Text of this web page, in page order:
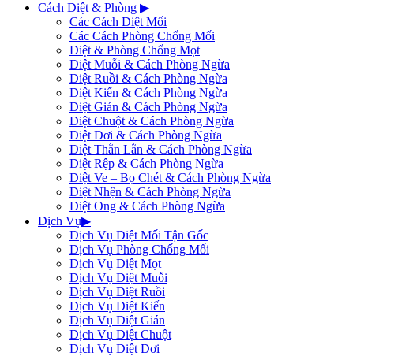
Cách Diệt & Phòng ▶
Các Cách Diệt Mối
Các Cách Phòng Chống Mối
Diệt & Phòng Chống Mọt
Diệt Muỗi & Cách Phòng Ngừa
Diệt Ruồi & Cách Phòng Ngừa
Diệt Kiến & Cách Phòng Ngừa
Diệt Gián & Cách Phòng Ngừa
Diệt Chuột & Cách Phòng Ngừa
Diệt Dơi & Cách Phòng Ngừa
Diệt Thằn Lằn & Cách Phòng Ngừa
Diệt Rệp & Cách Phòng Ngừa
Diệt Ve – Bọ Chét & Cách Phòng Ngừa
Diệt Nhện & Cách Phòng Ngừa
Diệt Ong & Cách Phòng Ngừa
Dịch Vụ▶
Dịch Vụ Diệt Mối Tận Gốc
Dịch Vụ Phòng Chống Mối
Dịch Vụ Diệt Mọt
Dịch Vụ Diệt Muỗi
Dịch Vụ Diệt Ruồi
Dịch Vụ Diệt Kiến
Dịch Vụ Diệt Gián
Dịch Vụ Diệt Chuột
Dịch Vụ Diệt Dơi